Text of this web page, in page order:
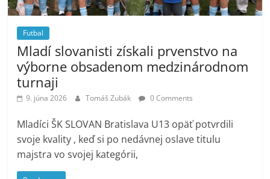
Futbal
Mladí slovanisti získali prvenstvo na
výborne obsadenom medzinárodnom
turnaji
9. júna 2026 Tomáš Zubák 0 Comments
Mladíci ŠK SLOVAN Bratislava U13 opäť potvrdili
svoje kvality , keď si po nedávnej oslave titulu
majstra vo svojej kategórii,